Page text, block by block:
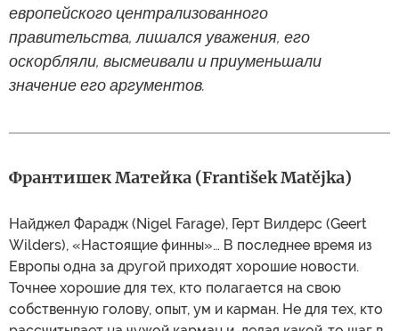
европейского централизованного
правительства, лишался уважения, его
оскорбляли, высмеивали и приуменьшали
значение его аргументов.
Франтишек Матейка (František Matějka)
Найджел Фарадж (Nigel Farage), Герт Вилдерс (Geert
Wilders), «Настоящие финны»… В последнее время из
Европы одна за другой приходят хорошие новости.
Точнее хорошие для тех, кто полагается на свою
собственную голову, опыт, ум и карман. Не для тех, кто